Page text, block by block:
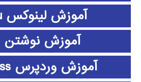
آموزش لینوکس ubuntu
آموزش نوشتن
آموزش وردپرس wordpress